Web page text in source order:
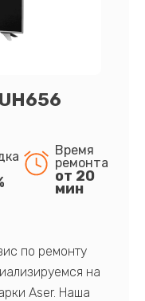
Время
ремонта
от 20
мин
по ремонту
на
Aser. Наша